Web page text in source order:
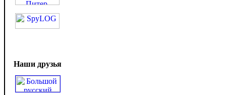
Наши друзья